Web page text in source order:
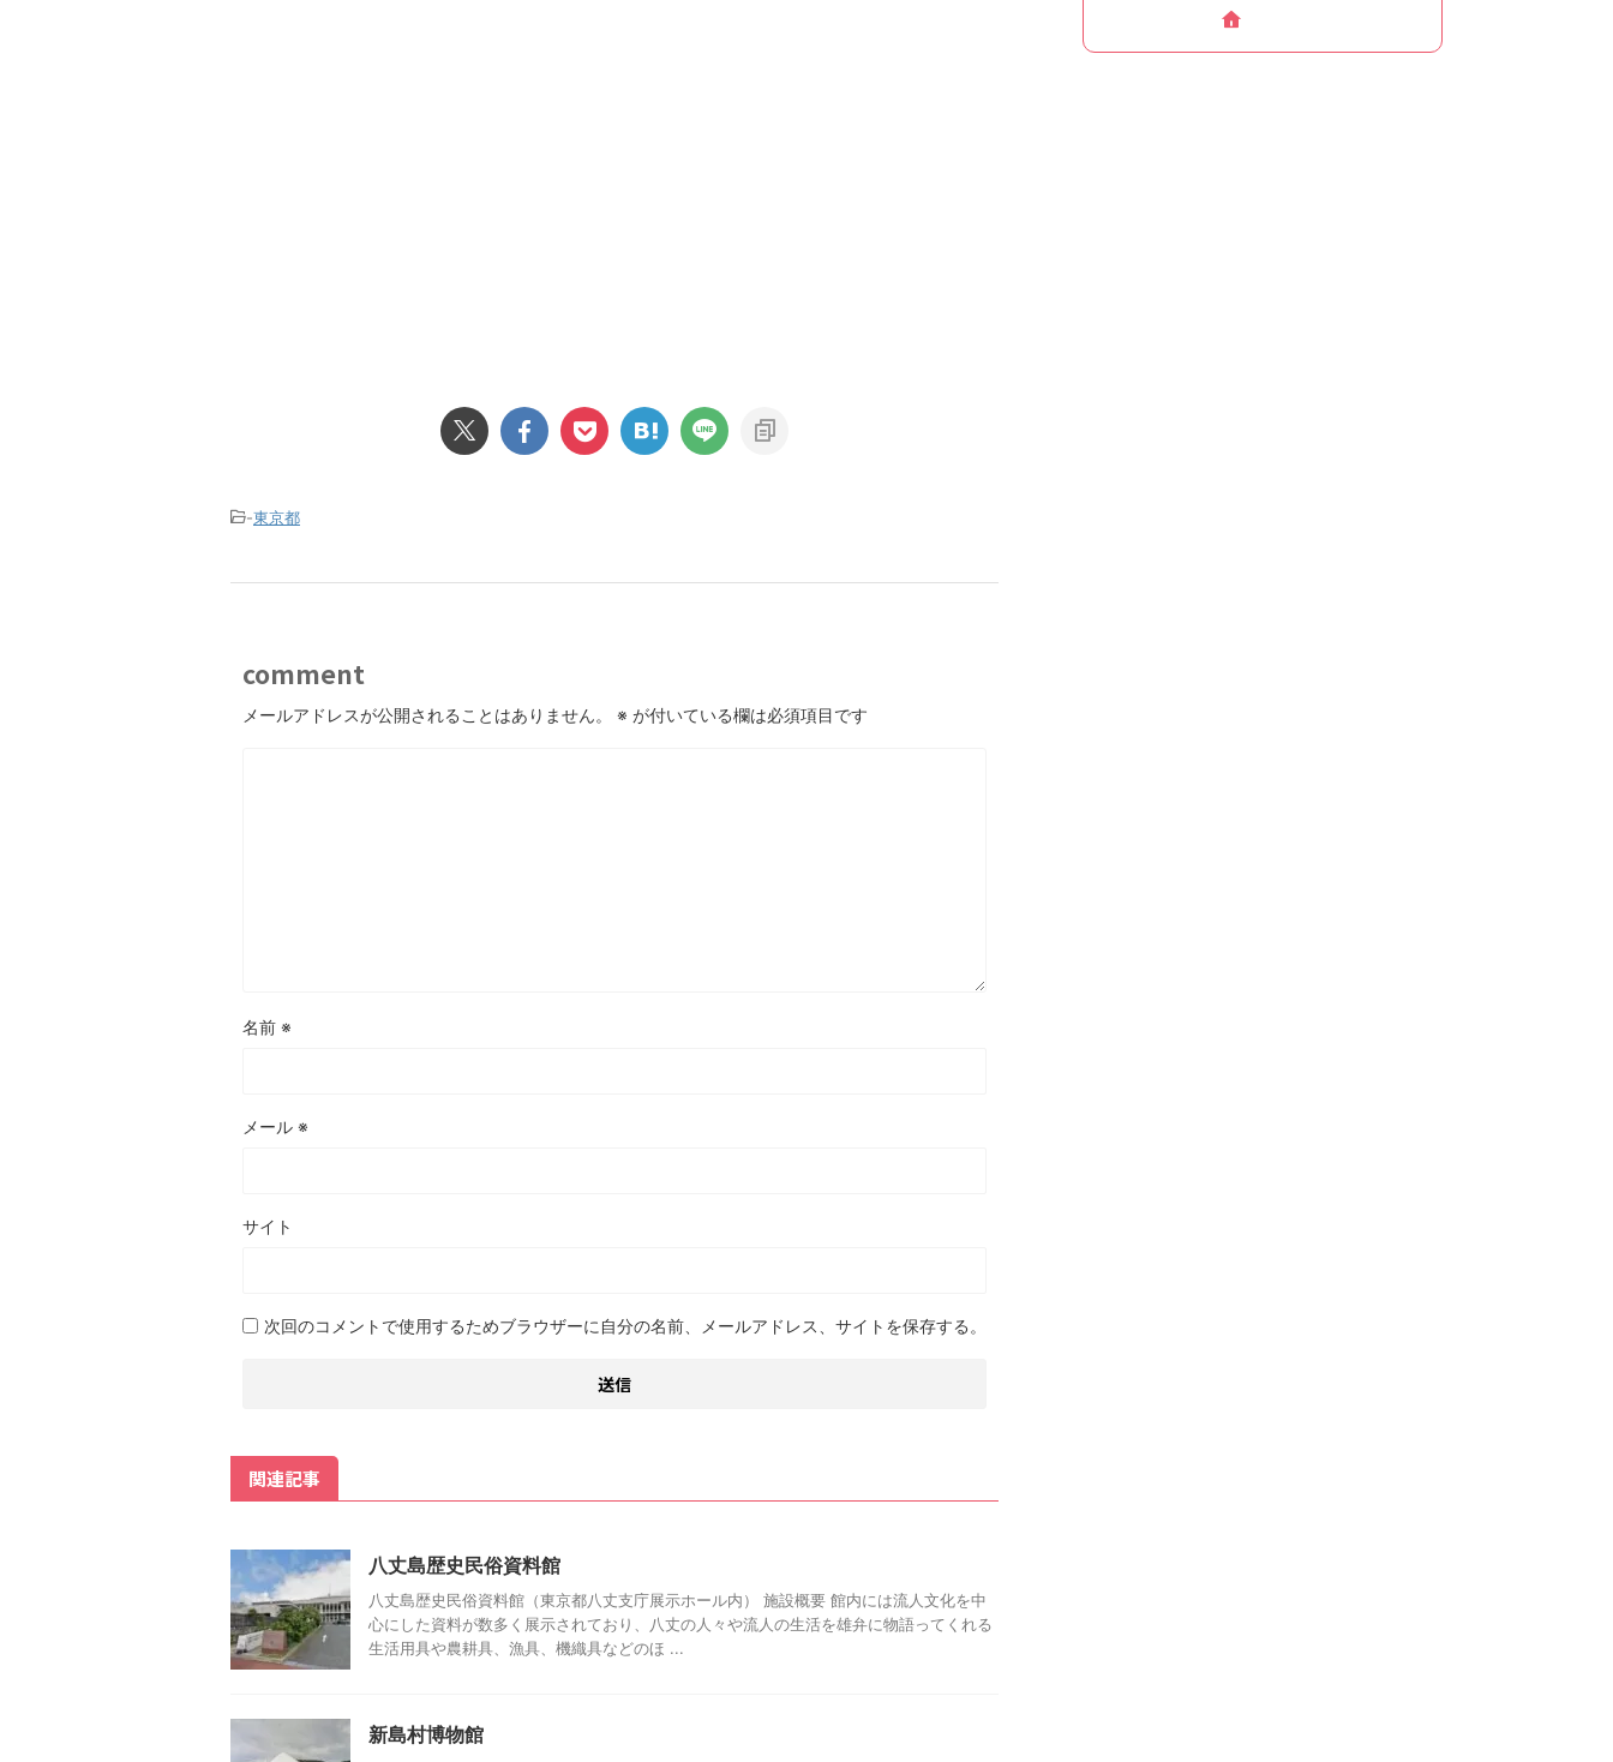
-東京都
comment
メールアドレスが公開されることはありません。 ※ が付いている欄は必須項目です
名前 ※
メール ※
サイト
次回のコメントで使用するためブラウザーに自分の名前、メールアドレス、サイトを保存する。
関連記事
八丈島歴史民俗資料館
八丈島歴史民俗資料館（東京都八丈支庁展示ホール内） 施設概要 館内には流人文化を中
心にした資料が数多く展示されており、八丈の人々や流人の生活を雄弁に物語ってくれる
生活用具や農耕具、漁具、機織具などのほ ...
新島村博物館